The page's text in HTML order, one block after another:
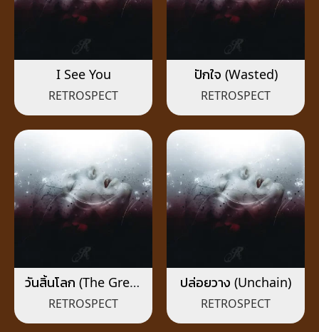
I See You
RETROSPECT
ปักใจ (Wasted)
RETROSPECT
วันสิ้นโลก (The Great
Collapse)
RETROSPECT
ปล่อยวาง (Unchain)
RETROSPECT